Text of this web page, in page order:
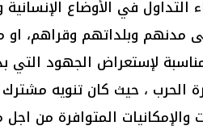
التداول في الأوضاع
مدنهم وبلداتهم وقراهم، او
لإستعراض الجهود التي
الحرب ، حيث كان تنويه
والإمكانيات المتوافرة من